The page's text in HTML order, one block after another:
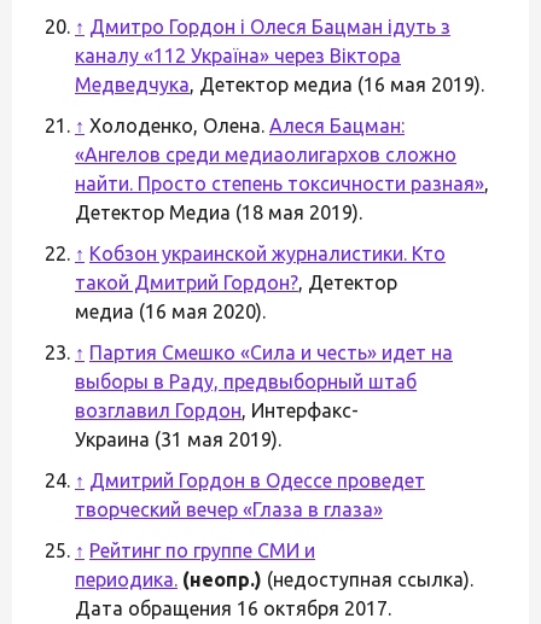
↑ Дмитро Гордон і Олеся Бацман ідуть з
каналу «112 Україна» через Віктора
Медведчука, Детектор медиа (16 мая 2019).
↑ Холоденко, Олена. Алеся Бацман:
«Ангелов среди медиаолигархов сложно
найти. Просто степень токсичности разная»,
Детектор Медиа (18 мая 2019).
↑ Кобзон украинской журналистики. Кто
такой Дмитрий Гордон?, Детектор
медиа (16 мая 2020).
↑ Партия Смешко «Сила и честь» идет на
выборы в Раду, предвыборный штаб
возглавил Гордон, Интерфакс-
Украина (31 мая 2019).
↑ Дмитрий Гордон в Одессе проведет
творческий вечер «Глаза в глаза»
↑ Рейтинг по группе СМИ и
периодика. (неопр.) (недоступная ссылка).
Дата обращения 16 октября 2017.